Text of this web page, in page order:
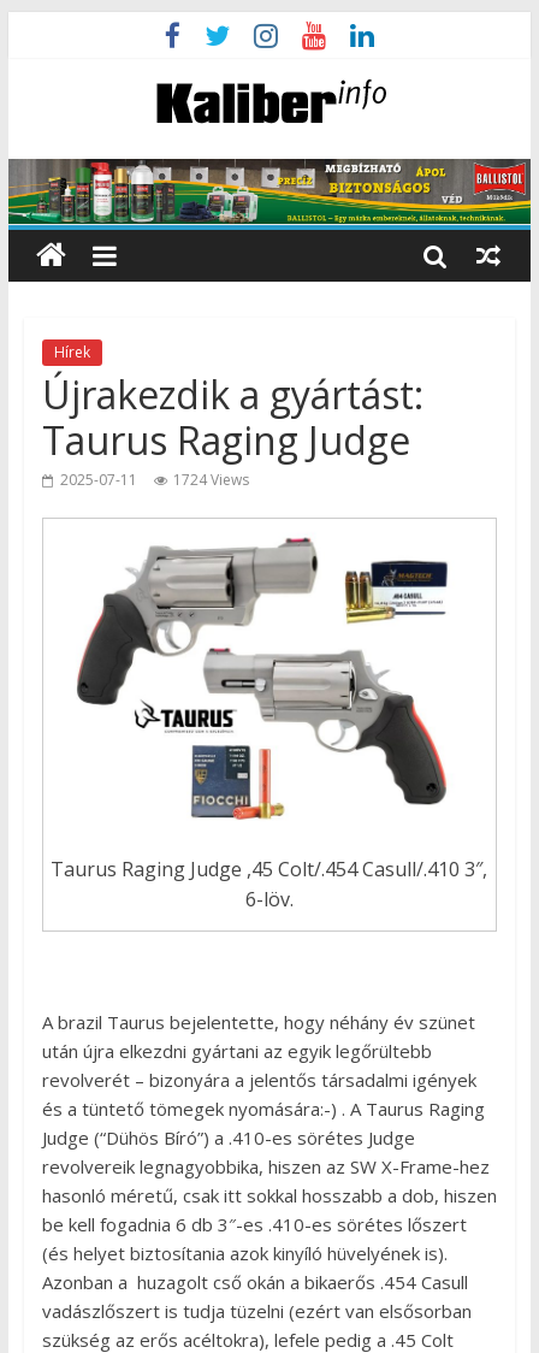
Hírek
Újrakezdik a gyártást:
Taurus Raging Judge
2025-07-11 1724 Views
Taurus Raging Judge ,45 Colt/.454 Casull/.410 3″,
6-löv.
A brazil Taurus bejelentette, hogy néhány év szünet
után újra elkezdni gyártani az egyik legőrültebb
revolverét – bizonyára a jelentős társadalmi igények
és a tüntető tömegek nyomására:-) . A Taurus Raging
Judge (“Dühös Bíró”) a .410-es sörétes Judge
revolvereik legnagyobbika, hiszen az SW X-Frame-hez
hasonló méretű, csak itt sokkal hosszabb a dob, hiszen
be kell fogadnia 6 db 3″-es .410-es sörétes lőszert
(és helyet biztosítania azok kinyíló hüvelyének is).
Azonban a huzagolt cső okán a bikaerős .454 Casull
vadászlőszert is tudja tüzelni (ezért van elsősorban
szükség az erős acéltokra), lefele pedig a .45 Colt